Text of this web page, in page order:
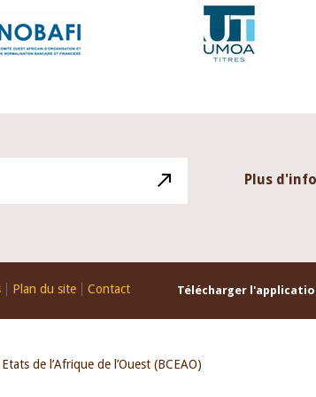
Plus
Plan du site Contact Télécharger
de l’Afrique de l’Ouest (BCEAO)